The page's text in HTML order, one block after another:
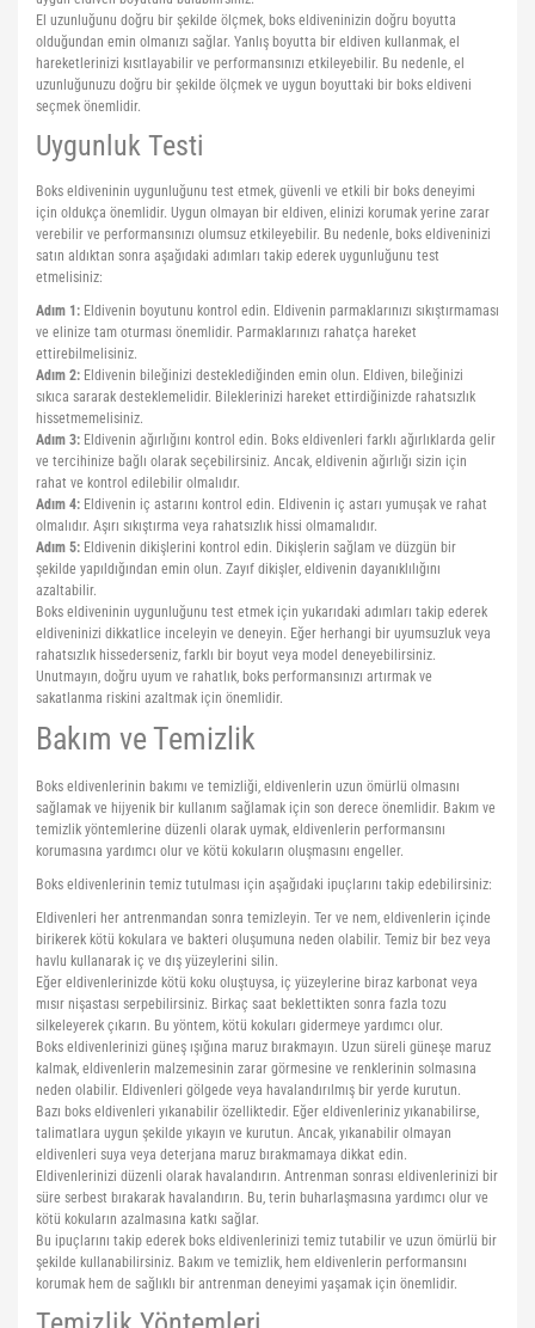
El uzunluğunu doğru bir şekilde ölçmek, boks eldiveninizin doğru boyutta
olduğundan emin olmanızı sağlar. Yanlış boyutta bir eldiven kullanmak, el
hareketlerinizi kısıtlayabilir ve performansınızı etkileyebilir. Bu nedenle, el
uzunluğunuzu doğru bir şekilde ölçmek ve uygun boyuttaki bir boks eldiveni
seçmek önemlidir.
Uygunluk Testi
Boks eldiveninin uygunluğunu test etmek, güvenli ve etkili bir boks deneyimi
için oldukça önemlidir. Uygun olmayan bir eldiven, elinizi korumak yerine zarar
verebilir ve performansınızı olumsuz etkileyebilir. Bu nedenle, boks eldiveninizi
satın aldıktan sonra aşağıdaki adımları takip ederek uygunluğunu test
etmelisiniz:
Adım 1: Eldivenin boyutunu kontrol edin. Eldivenin parmaklarınızı sıkıştırmaması
ve elinize tam oturması önemlidir. Parmaklarınızı rahatça hareket
ettirebilmelisiniz.
Adım 2: Eldivenin bileğinizi desteklediğinden emin olun. Eldiven, bileğinizi
sıkıca sararak desteklemelidir. Bileklerinizi hareket ettirdiğinizde rahatsızlık
hissetmemelisiniz.
Adım 3: Eldivenin ağırlığını kontrol edin. Boks eldivenleri farklı ağırlıklarda gelir
ve tercihinize bağlı olarak seçebilirsiniz. Ancak, eldivenin ağırlığı sizin için
rahat ve kontrol edilebilir olmalıdır.
Adım 4: Eldivenin iç astarını kontrol edin. Eldivenin iç astarı yumuşak ve rahat
olmalıdır. Aşırı sıkıştırma veya rahatsızlık hissi olmamalıdır.
Adım 5: Eldivenin dikişlerini kontrol edin. Dikişlerin sağlam ve düzgün bir
şekilde yapıldığından emin olun. Zayıf dikişler, eldivenin dayanıklılığını
azaltabilir.
Boks eldiveninin uygunluğunu test etmek için yukarıdaki adımları takip ederek
eldiveninizi dikkatlice inceleyin ve deneyin. Eğer herhangi bir uyumsuzluk veya
rahatsızlık hissederseniz, farklı bir boyut veya model deneyebilirsiniz.
Unutmayın, doğru uyum ve rahatlık, boks performansınızı artırmak ve
sakatlanma riskini azaltmak için önemlidir.
Bakım ve Temizlik
Boks eldivenlerinin bakımı ve temizliği, eldivenlerin uzun ömürlü olmasını
sağlamak ve hijyenik bir kullanım sağlamak için son derece önemlidir. Bakım ve
temizlik yöntemlerine düzenli olarak uymak, eldivenlerin performansını
korumasına yardımcı olur ve kötü kokuların oluşmasını engeller.
Boks eldivenlerinin temiz tutulması için aşağıdaki ipuçlarını takip edebilirsiniz:
Eldivenleri her antrenmandan sonra temizleyin. Ter ve nem, eldivenlerin içinde
birikerek kötü kokulara ve bakteri oluşumuna neden olabilir. Temiz bir bez veya
havlu kullanarak iç ve dış yüzeylerini silin.
Eğer eldivenlerinizde kötü koku oluştuysa, iç yüzeylerine biraz karbonat veya
mısır nişastası serpebilirsiniz. Birkaç saat beklettikten sonra fazla tozu
silkeleyerek çıkarın. Bu yöntem, kötü kokuları gidermeye yardımcı olur.
Boks eldivenlerinizi güneş ışığına maruz bırakmayın. Uzun süreli güneşe maruz
kalmak, eldivenlerin malzemesinin zarar görmesine ve renklerinin solmasına
neden olabilir. Eldivenleri gölgede veya havalandırılmış bir yerde kurutun.
Bazı boks eldivenleri yıkanabilir özelliktedir. Eğer eldivenleriniz yıkanabilirse,
talimatlara uygun şekilde yıkayın ve kurutun. Ancak, yıkanabilir olmayan
eldivenleri suya veya deterjana maruz bırakmamaya dikkat edin.
Eldivenlerinizi düzenli olarak havalandırın. Antrenman sonrası eldivenlerinizi bir
süre serbest bırakarak havalandırın. Bu, terin buharlaşmasına yardımcı olur ve
kötü kokuların azalmasına katkı sağlar.
Bu ipuçlarını takip ederek boks eldivenlerinizi temiz tutabilir ve uzun ömürlü bir
şekilde kullanabilirsiniz. Bakım ve temizlik, hem eldivenlerin performansını
korumak hem de sağlıklı bir antrenman deneyimi yaşamak için önemlidir.